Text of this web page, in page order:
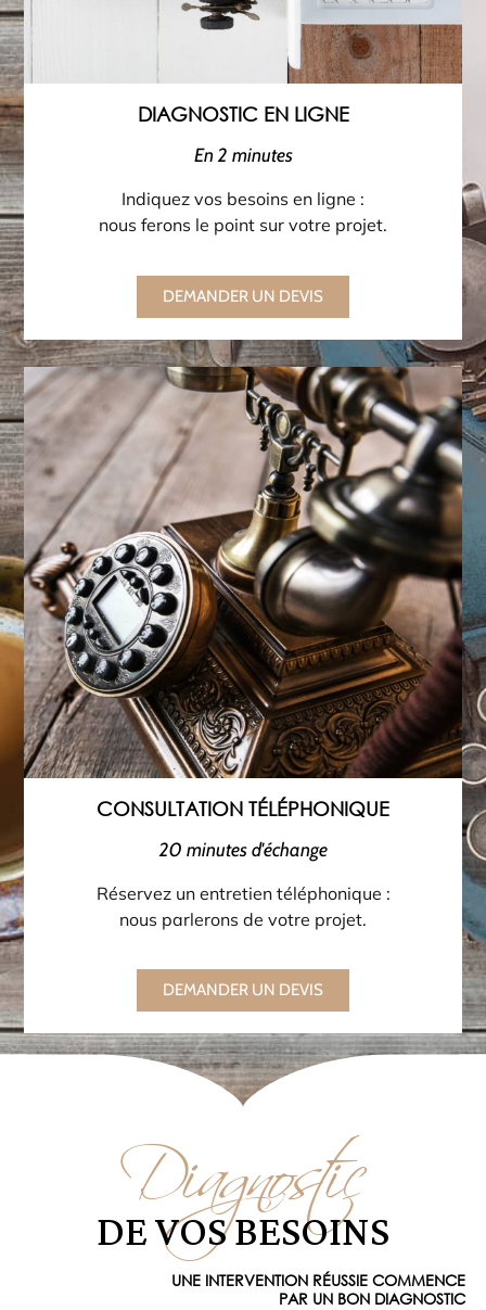
DIAGNOSTIC EN LIGNE
En 2 minutes
Indiquez vos besoins en ligne :
nous ferons le point sur votre projet.
DEMANDER UN DEVIS
CONSULTATION TÉLÉPHONIQUE
20 minutes d'échange
Réservez un entretien téléphonique :
nous parlerons de votre projet.
DEMANDER UN DEVIS
Diagnostic
DE VOS BESOINS
UNE INTERVENTION RÉUSSIE COMMENCE
PAR UN BON DIAGNOSTIC